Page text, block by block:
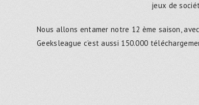
jeux de
Nous allons entamer notre 12 ème saison,
Geeksleague c’est aussi 150.000